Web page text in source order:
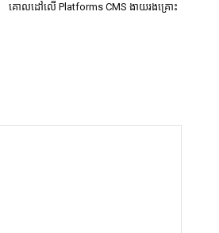
គោលដៅលើ Platforms CMS ងាយរងគ្រោះ